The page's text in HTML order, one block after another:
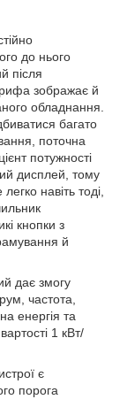
до нього
після
зображає й
обладнання.
багато
поточна
потужності
дисплей, тому
навіть тоді,
кнопки з
й
дає змогу
частота,
енергія та
1 кВт/
є
порога